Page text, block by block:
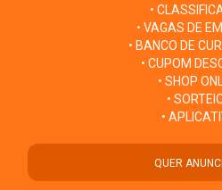
•
• VAGAS DE
• BANCO DE
• CUPOM
• SHOP
•
•
QUER